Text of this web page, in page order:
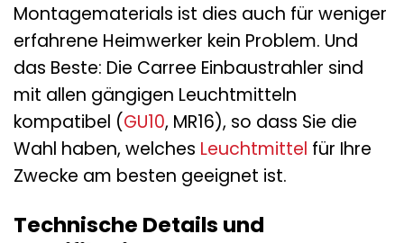
Montagematerials ist dies auch für weniger
erfahrene Heimwerker kein Problem. Und
das Beste: Die Carree Einbaustrahler sind
mit allen gängigen Leuchtmitteln
kompatibel (GU10, MR16), so dass Sie die
Wahl haben, welches Leuchtmittel für Ihre
Zwecke am besten geeignet ist.
Technische Details und